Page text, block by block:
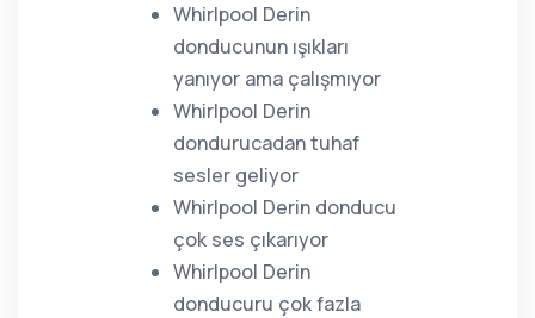
Whirlpool Derin
donducunun ışıkları
yanıyor ama çalışmıyor
Whirlpool Derin
dondurucadan tuhaf
sesler geliyor
Whirlpool Derin donducu
çok ses çıkarıyor
Whirlpool Derin
donducuru çok fazla